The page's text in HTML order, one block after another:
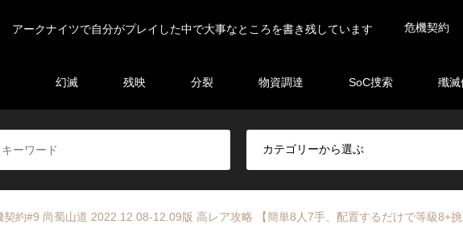
アークナイツで自分がプレイした中で大事なところを書き残しています 危機契約
幻滅 残映 分裂 物資調達 SoC捜索 殲滅
契約#9 尚蜀山道 2022.12.08-12.09版 高レア攻略 【簡単8人7手、配置するだけで等級8+挑